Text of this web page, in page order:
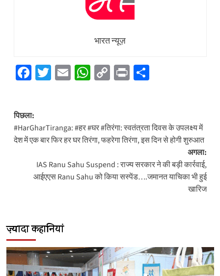
भारत न्यूज़
Facebook
Twitter
EmailWhatsApp
Copy
PrintShare
पोस्ट
नेविगेशन
पिछला:
#HarGharTiranga: #हर #घर #तिरंगा: स्वतंत्रता दिवस के उपलक्ष्य में
देश में एक बार फिर हर घर तिरंगा, फहरेगा तिरंगा, इस दिन से होगी शुरुआत
अगला:
IAS Ranu Sahu Suspend : राज्य सरकार ने की बड़ी कार्रवाई,
आईएएस Ranu Sahu को किया सस्पेंड….जमानत याचिका भी हुई
खारिज
ज़्यादा कहानियां